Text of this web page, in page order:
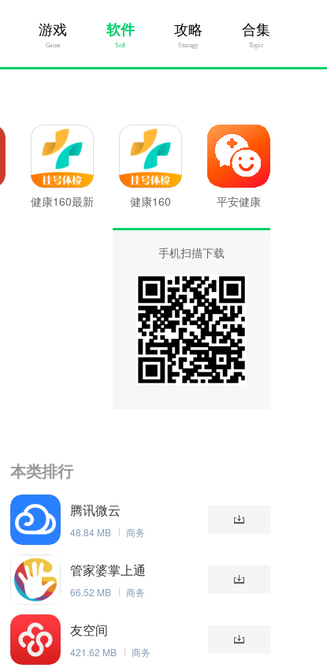
游戏
Game
软件
Soft
攻略
Stratagy
合集
Topic
健康160最新
健康160 平安健康
手机扫描下载
本类排行
腾讯微云
48.84 MB 商务
管家婆掌上通
66.52 MB 商务
友空间
421.62 MB 商务